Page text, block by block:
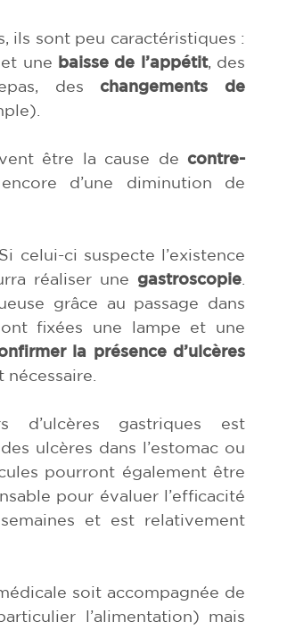
ils sont peu caractéristiques :
et une baisse de l’appétit, des
des changements de
être la cause de contre-
d’une diminution de
celui-ci suspecte l’existence
réaliser une gastroscopie
grâce au passage dans
fixées une lampe et une
la présence d’ulcères
nécessaire.
d’ulcères gastriques est
ulcères dans l’estomac ou
pourront également être
pour évaluer l’efficacité
et est relativement
soit accompagnée de
l’alimentation) mais